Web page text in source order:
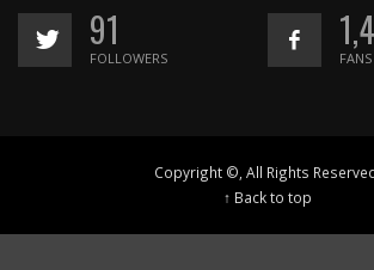
91
FOLLOWERS FANS
Copyright ©, All Rights
↑ Back to top